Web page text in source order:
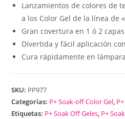
Lanzamientos de colores de
a los Color Gel de la línea de
Gran covertura en 1 ó 2
Divertida y fácil aplicación
Cura rápidamente en
SKU: PP977
Categorías: P+ Soak-off Color Gel,
Etiquetas: P+ Soak Off Geles, P+